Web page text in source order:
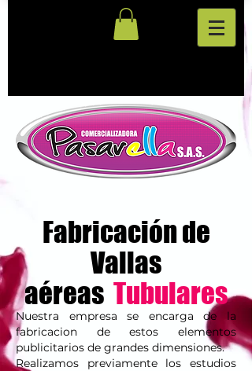
Fabricaciónde
Vallas
aéreas Tubulares
Nuestra empresa se encarga de la
fabricacion de estos elementos
publicitarios de grandes dimensiones.
Realizamos previamente los estudios